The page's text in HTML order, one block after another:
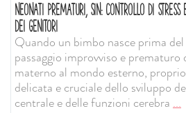
NEONATI PREMATURI, SIN: CONTROLLO DI
DEI GENITORI
Quando un bimbo nasce prima
passaggio improvviso e
materno al mondo esterno,
delicata e cruciale dello sviluppo
centrale e delle funzioni cerebra...